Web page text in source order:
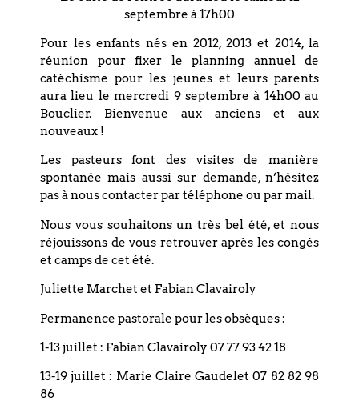
Dietrich Bonhoeffer, théologien protestant allemand
Coordonnées
Eglise réformée du Bouclier
67000 STRASBOURG
France
septembre à 17h00
Pour les enfants nés en 2012, 2013 et 2014, la
réunion pour fixer le planning annuel de
catéchisme pour les jeunes et leurs parents
aura lieu le mercredi 9 septembre à 14h00 au
Bouclier. Bienvenue aux anciens et aux
nouveaux !
Les pasteurs font des visites de manière
spontanée mais aussi sur demande, n’hésitez
pas à nous contacter par téléphone ou par mail.
Nous vous souhaitons un très bel été, et nous
réjouissons de vous retrouver après les congés
et camps de cet été.
Juliette Marchet et Fabian Clavairoly
Permanence pastorale pour les obsèques :
1-13 juillet : Fabian Clavairoly 07 77 93 42 18
13-19 juillet : Marie Claire Gaudelet 07 82 82 98
86